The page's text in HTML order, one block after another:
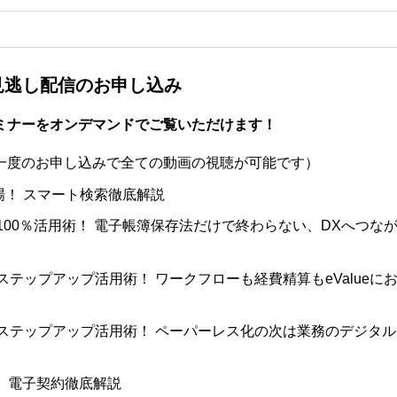
し配信のお申し込み
ーをオンデマンドでご覧いただけます！
のお申し込みで全ての動画の視聴が可能です）
スマート検索徹底解説
％活用術！ 電子帳簿保存法だけで終わらない、DXへつなが
テップアップ活用術！ ワークフローも経費精算もeValueにお
テップアップ活用術！ ペーパーレス化の次は業務のデジタル
電子契約徹底解説